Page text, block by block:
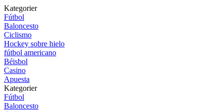
Kategorier
Fútbol
Baloncesto
Ciclismo
Hockey sobre hielo
fútbol americano
Béisbol
Casino
Apuesta
Kategorier
Fútbol
Baloncesto